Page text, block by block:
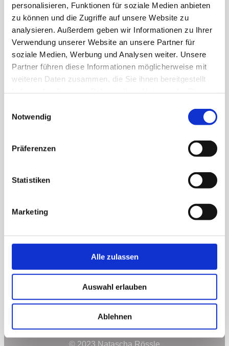
personalisieren, Funktionen für soziale Medien anbieten
zu können und die Zugriffe auf unsere Website zu
analysieren. Außerdem geben wir Informationen zu Ihrer
Verwendung unserer Website an unsere Partner für
soziale Medien, Werbung und Analysen weiter. Unsere
Partner führen diese Informationen möglicherweise mit
weiteren Daten zusammen, die Sie ihnen bereitgestellt
Notwendig
Präferenzen
Statistiken
Marketing
Alle zulassen
Auswahl erlauben
Ablehnen
Lass uns in Kontakt bleiben
InstagramFacebook WhatsApp
So könnt ihr mich erreichen
Impressum & Datenschutz